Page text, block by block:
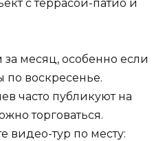
с террасой-патио и
месяц, особенно если
воскресенье.
часто публикуют на
торговаться.
видео-тур по месту: